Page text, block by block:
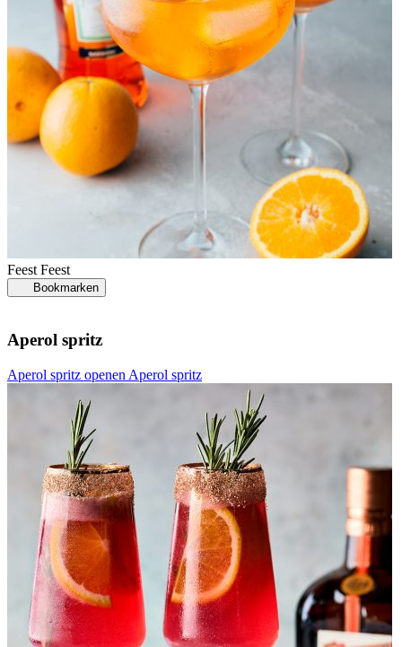
Feest Feest
Bookmarken
Aperol spritz
Aperol spritz openen Aperol spritz